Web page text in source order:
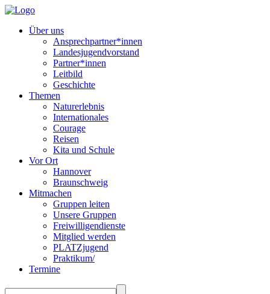
Über uns
Ansprechpartner*innen
Landesjugendvorstand
Partner*innen
Leitbild
Geschichte
Themen
Naturerlebnis
Internationales
Courage
Reisen
Kita und Schule
Vor Ort
Hannover
Braunschweig
Mitmachen
Gruppen leiten
Unsere Gruppen
Freiwilligendienste
Mitglied werden
PLATZjugend
Praktikum/
Termine